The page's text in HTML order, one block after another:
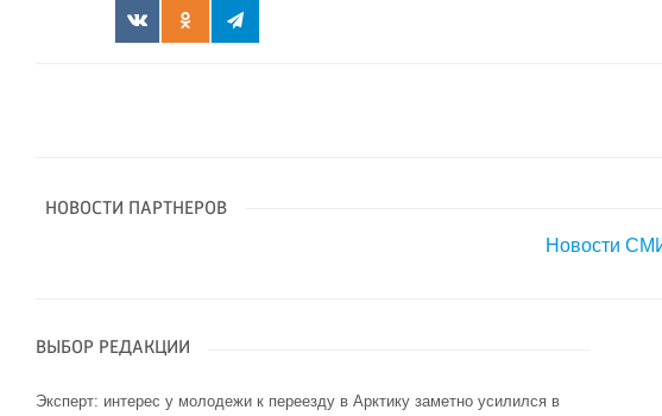
НОВОСТИ ПАРТНЕРОВ
Новости
ВЫБОР РЕДАКЦИИ
Эксперт: интерес у молодежи к переезду в Арктику заметно усилился в